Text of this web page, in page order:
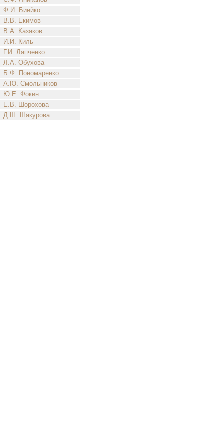
Ф.И. Биейко
В.В. Екимов
В.А. Казаков
И.И. Киль
Г.И. Лапченко
Л.А. Обухова
Б.Ф. Пономаренко
А.Ю. Смольников
Ю.Е. Фокин
Е.В. Шорохова
Д.Ш. Шакурова